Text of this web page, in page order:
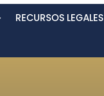
RECURSOS LEGALES